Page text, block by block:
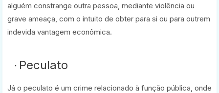
alguém constrange outra pessoa, mediante violência ou
grave ameaça, com o intuito de obter para si ou para outrem
indevida vantagem econômica.
Peculato
Já o peculato é um crime relacionado à função pública, onde